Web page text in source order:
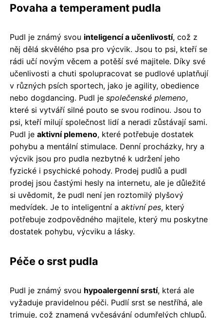
Povaha a temperament pudla
Pudl je známý svou inteligencí a učenlivostí, což z
něj dělá skvělého psa pro výcvik. Jsou to psi, kteří se
rádi učí novým věcem a potěší své majitele. Díky své
učenlivosti a chuti spolupracovat se pudlové uplatňují
v různých psích sportech, jako je agility, obedience
nebo dogdancing. Pudl je společenské plemeno,
které si vytváří silné pouto se svou rodinou. Jsou to
psi, kteří milují společnost lidí a neradi zůstávají sami.
Pudl je aktivní plemeno, které potřebuje dostatek
pohybu a mentální stimulace. Denní procházky, hry a
výcvik jsou pro pudla nezbytné k udržení jeho
fyzické i psychické pohody. Prodej pudlů a pudl
prodej jsou častými hesly na internetu, ale je důležité
si uvědomit, že pudl není jen roztomilý plyšový
medvídek. Je to inteligentní a aktivní pes, který
potřebuje zodpovědného majitele, který mu poskytne
dostatek pohybu, výcviku a lásky.
Péče o srst pudla
Pudl je známý svou hypoalergenní srstí, která ale
vyžaduje pravidelnou péči. Pudlí srst se nestříhá, ale
trimuje, což znamená vyčesávání odumřelých chlupů.